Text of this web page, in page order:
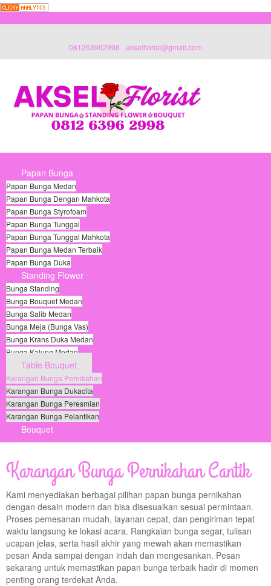
081263962998 akselflorist@gmail.com
Papan Bunga
Papan Bunga Medan
Papan Bunga Dengan Mahkota
Papan Bunga Styrofoam
Papan Bunga Tunggal
Papan Bunga Tunggal Mahkota
Papan Bunga Medan Terbaik
Papan Bunga Duka
Standing Flower
Bunga Standing
Bunga Bouquet Medan
Bunga Salib Medan
Bunga Meja (Bunga Vas)
Bunga Krans Duka Medan
Bunga Kalung Medan
Table Bouquet
Karangan Bunga Pernikahan
Karangan Bunga Dukacita
Karangan Bunga Peresmian
Karangan Bunga Pelantikan
Bouquet
Karangan Bunga Pernikahan Cantik
Kami menyediakan berbagai pilihan papan bunga pernikahan
dengan desain modern dan bisa disesuaikan sesuai permintaan.
Proses pemesanan mudah, layanan cepat, dan pengiriman tepat
waktu langsung ke lokasi acara. Rangkaian bunga segar, tulisan
ucapan jelas, serta hasil akhir yang mewah akan memastikan
pesan Anda sampai dengan indah dan mengesankan. Pesan
sekarang untuk memastikan papan bunga terbaik hadir di momen
penting orang terdekat Anda.